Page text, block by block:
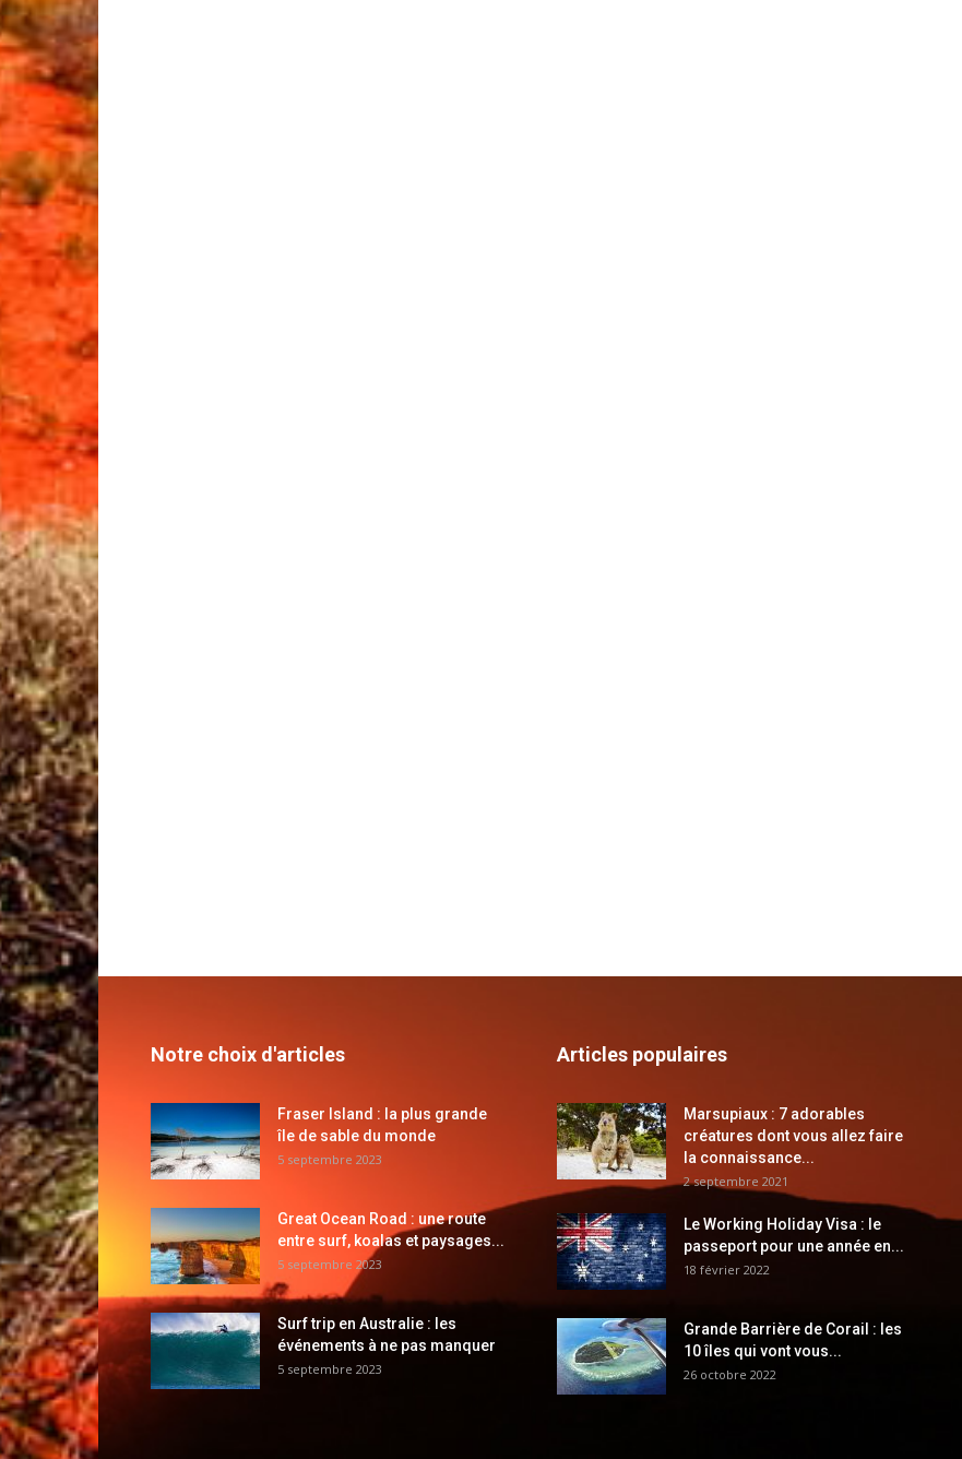
Notre choix d'articles
Fraser Island : la plus grande
île de sable du monde
5 septembre 2023
Great Ocean Road : une route
entre surf, koalas et paysages...
5 septembre 2023
Surf trip en Australie : les
événements à ne pas manquer
5 septembre 2023
Articles populaires
Marsupiaux : 7 adorables
créatures dont vous allez faire
la connaissance...
2 septembre 2021
Le Working Holiday Visa : le
passeport pour une année en...
18 février 2022
Grande Barrière de Corail : les
10 îles qui vont vous...
26 octobre 2022